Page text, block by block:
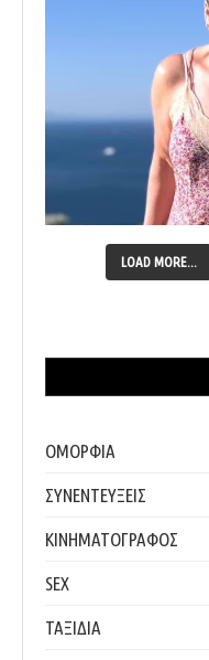
LOAD MORE...
ΟΜΟΡΦΙΑ
ΣΥΝΕΝΤΕΥΞΕΙΣ
ΚΙΝΗΜΑΤΟΓΡΑΦΟΣ
SEX
ΤΑΞΙΔΙΑ